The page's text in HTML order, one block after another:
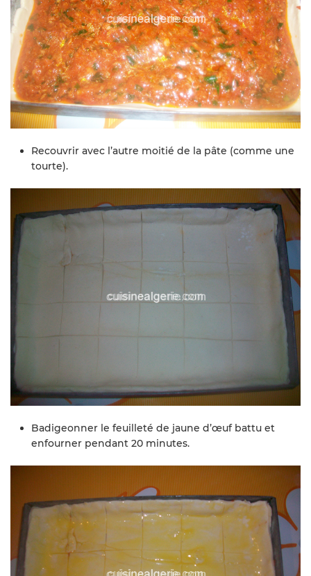
Recouvrir avec l’autre moitié de la pâte (comme une
tourte).
Badigeonner le feuilleté de jaune d’œuf battu et
enfourner pendant 20 minutes.